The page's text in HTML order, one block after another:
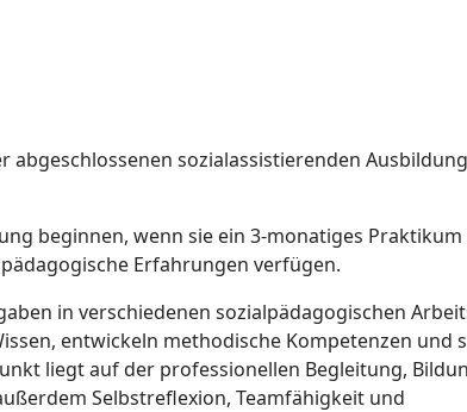
abgeschlossenen sozialassistierenden
beginnen, wenn sie ein 3-monatiges
Erfahrungen verfügen.
in verschiedenen sozialpädagogischen
entwickeln methodische Kompetenzen und
liegt auf der professionellen Begleitung,
Selbstreflexion, Teamfähigkeit und